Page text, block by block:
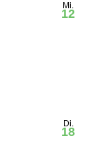
Mi.
12
Di.
18